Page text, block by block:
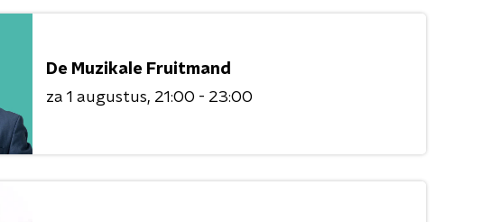
De Muzikale Fruitmand
za 1 augustus 21:00 - 23:00